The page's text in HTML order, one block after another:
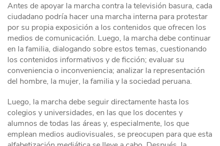
Antes de apoyar la marcha contra la televisión basura, cada
ciudadano podría hacer una marcha interna para protestar
por su propia exposición a los contenidos que ofrecen los
medios de comunicación. Luego, la marcha debe continuar
en la familia, dialogando sobre estos temas, cuestionando
los contenidos informativos y de ficción; evaluar su
conveniencia o inconveniencia; analizar la representación
del hombre, la mujer, la familia y la sociedad peruana.
Luego, la marcha debe seguir directamente hasta los
colegios y universidades, en las que los docentes y
alumnos de todas las áreas y, especialmente, los que
emplean medios audiovisuales, se preocupen para que esta